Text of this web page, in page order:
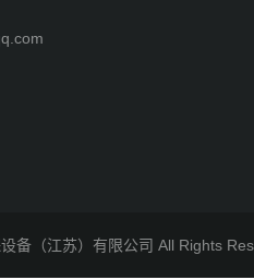
设备（江苏）有限公司 All Rights